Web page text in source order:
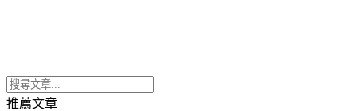
推薦文章